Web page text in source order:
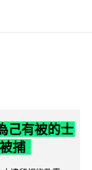
己有被的士
捕